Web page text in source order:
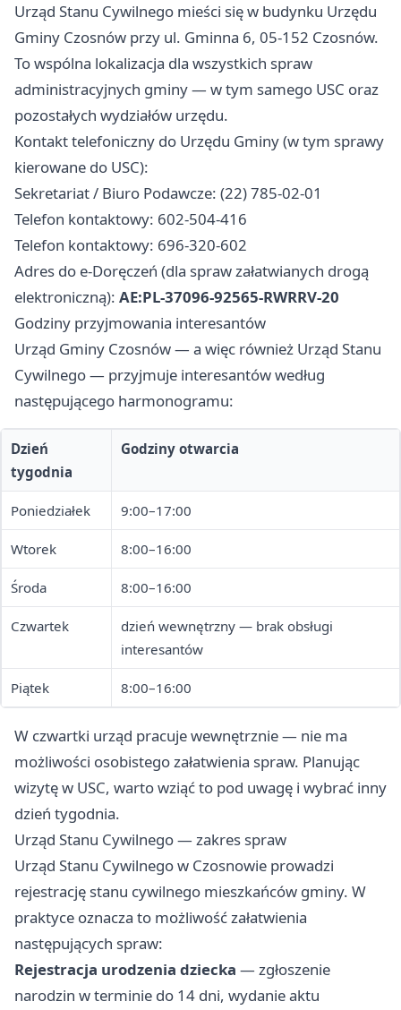
Urząd Stanu Cywilnego mieści się w budynku Urzędu
Gminy Czosnów przy ul. Gminna 6, 05-152 Czosnów.
To wspólna lokalizacja dla wszystkich spraw
administracyjnych gminy — w tym samego USC oraz
pozostałych wydziałów urzędu.
Kontakt telefoniczny do Urzędu Gminy (w tym sprawy
kierowane do USC):
Sekretariat / Biuro Podawcze: (22) 785-02-01
Telefon kontaktowy: 602-504-416
Telefon kontaktowy: 696-320-602
Adres do e-Doręczeń (dla spraw załatwianych drogą
elektroniczną): AE:PL-37096-92565-RWRRV-20
Godziny przyjmowania interesantów
Urząd Gminy Czosnów — a więc również Urząd Stanu
Cywilnego — przyjmuje interesantów według
następującego harmonogramu:
Dzień
tygodnia
Godziny otwarcia
Poniedziałek 9:00–17:00
Wtorek 8:00–16:00
Środa 8:00–16:00
Czwartek
dzień wewnętrzny — brak obsługi
interesantów
Piątek 8:00–16:00
W czwartki urząd pracuje wewnętrznie — nie ma
możliwości osobistego załatwienia spraw. Planując
wizytę w USC, warto wziąć to pod uwagę i wybrać inny
dzień tygodnia.
Urząd Stanu Cywilnego — zakres spraw
Urząd Stanu Cywilnego w Czosnowie prowadzi
rejestrację stanu cywilnego mieszkańców gminy. W
praktyce oznacza to możliwość załatwienia
następujących spraw:
Rejestracja urodzenia dziecka — zgłoszenie
narodzin w terminie do 14 dni, wydanie aktu